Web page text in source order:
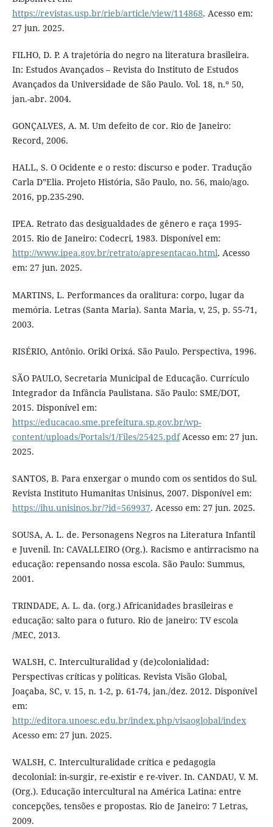
https://revistas.usp.br/rieb/article/view/114868. Acesso em:
27 jun. 2025.
FILHO, D. P. A trajetória do negro na literatura brasileira.
In: Estudos Avançados – Revista do Instituto de Estudos
Avançados da Universidade de São Paulo. Vol. 18, n.º 50,
jan.-abr. 2004.
GONÇALVES, A. M. Um defeito de cor. Rio de Janeiro:
Record, 2006.
HALL, S. O Ocidente e o resto: discurso e poder. Tradução
Carla D‟Elia. Projeto História, São Paulo, no. 56, maio/ago.
2016, pp.235-290.
IPEA. Retrato das desigualdades de gênero e raça 1995-
2015. Rio de Janeiro: Codecri, 1983. Disponível em:
http://www.ipea.gov.br/retrato/apresentacao.html. Acesso
em: 27 jun. 2025.
MARTINS, L. Performances da oralitura: corpo, lugar da
memória. Letras (Santa Maria). Santa Maria, v, 25, p. 55-71,
2003.
RISÉRIO, Antônio. Oriki Orixá. São Paulo. Perspectiva, 1996.
SÃO PAULO, Secretaria Municipal de Educação. Currículo
Integrador da Infância Paulistana. São Paulo: SME/DOT,
2015. Disponível em:
https://educacao.sme.prefeitura.sp.gov.br/wp-
content/uploads/Portals/1/Files/25425.pdfAcesso em: 27 jun.
2025.
SANTOS, B. Para enxergar o mundo com os sentidos do Sul.
Revista Instituto Humanitas Unisinus, 2007. Disponível em:
https://ihu.unisinos.br/?id=569937. Acesso em: 27 jun. 2025.
SOUSA, A. L. de. Personagens Negros na Literatura Infantil
e Juvenil. In: CAVALLEIRO (Org.). Racismo e antirracismo na
educação: repensando nossa escola. São Paulo: Summus,
2001.
TRINDADE, A. L. da. (org.) Africanidades brasileiras e
educação: salto para o futuro. Rio de janeiro: TV escola
/MEC, 2013.
WALSH, C. Interculturalidad y (de)colonialidad:
Perspectivas críticas y políticas. Revista Visão Global,
Joaçaba, SC, v. 15, n. 1-2, p. 61-74, jan./dez. 2012. Disponível
em:
http://editora.unoesc.edu.br/index.php/visaoglobal/index
Acesso em: 27 jun. 2025.
WALSH, C. Interculturalidade crítica e pedagogia
decolonial: in-surgir, re-existir e re-viver. In. CANDAU, V. M.
(Org.). Educação intercultural na América Latina: entre
concepções, tensões e propostas. Rio de Janeiro: 7 Letras,
2009.